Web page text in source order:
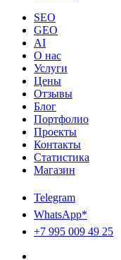
SEO
GEO
AI
О нас
Услуги
Цены
Отзывы
Блог
Портфолио
Проекты
Контакты
Статистика
Магазин
Telegram
WhatsApp*
+7 995 009 49 25